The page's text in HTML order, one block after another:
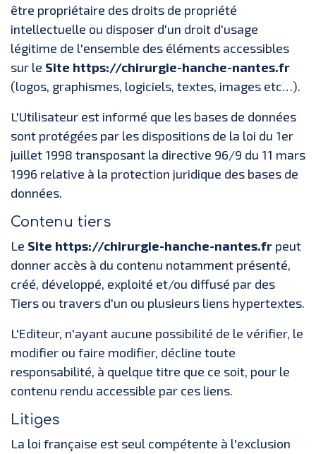
être propriétaire des droits de propriété
intellectuelle ou disposer d'un droit d'usage
légitime de l'ensemble des éléments accessibles
sur le Site https://chirurgie-hanche-nantes.fr
(logos, graphismes, logiciels, textes, images etc…).
L'Utilisateur est informé que les bases de données
sont protégées par les dispositions de la loi du 1er
juillet 1998 transposant la directive 96/9 du 11 mars
1996 relative à la protection juridique des bases de
données.
Contenu tiers
Le Site https://chirurgie-hanche-nantes.fr peut
donner accès à du contenu notamment présenté,
créé, développé, exploité et/ou diffusé par des
Tiers ou travers d'un ou plusieurs liens hypertextes.
L'Editeur, n'ayant aucune possibilité de le vérifier, le
modifier ou faire modifier, décline toute
responsabilité, à quelque titre que ce soit, pour le
contenu rendu accessible par ces liens.
Litiges
La loi française est seul compétente à l'exclusion